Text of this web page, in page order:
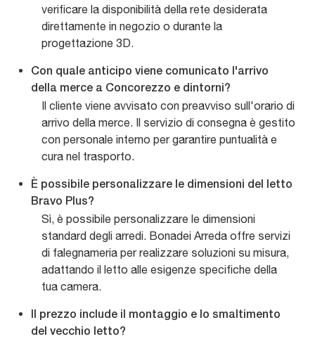
verificare la disponibilità della rete desiderata
direttamente in negozio o durante la
progettazione 3D.
Con quale anticipo viene comunicato l'arrivo
della merce a Concorezzo e dintorni?
Il cliente viene avvisato con preavviso sull'orario di
arrivo della merce. Il servizio di consegna è gestito
con personale interno per garantire puntualità e
cura nel trasporto.
È possibile personalizzare le dimensioni del letto
Bravo Plus?
Sì, è possibile personalizzare le dimensioni
standard degli arredi. Bonadei Arreda offre servizi
di falegnameria per realizzare soluzioni su misura,
adattando il letto alle esigenze specifiche della
tua camera.
Il prezzo include il montaggio e lo smaltimento
del vecchio letto?